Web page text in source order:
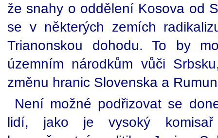
že snahy o oddělení Kosova od
se v některých zemích
Trianonskou dohodu. To by
územním národkům vůči
změnu hranic Slovenska a
Není možné podřizovat se
lidí, jako je vysoký